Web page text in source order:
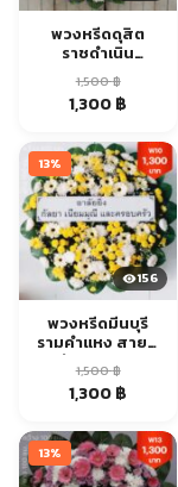
พวงหรีดดุสิต
ราชดำเนิน
รพ.วชิรฯ ส่งด่วน
1,500฿
Original
was:
1,500 ฿.
1,300฿
is:
1,300 ฿.
13%
156
พวงหรีดมีนบุรี
รามคำแหง สายสี
ส้ม ส่งด่วน
1,500฿
Original
was:
1,500 ฿.
1,300฿
is:
1,300 ฿.
13%